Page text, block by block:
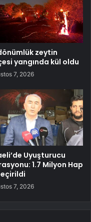
zeytin
yangında kül oldu
7, 2026
Uyuşturucu
1.7 Milyon Hap
7, 2026